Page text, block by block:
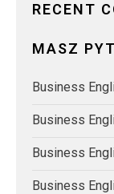
RECENT
MASZ
Business
Business
Business
Business